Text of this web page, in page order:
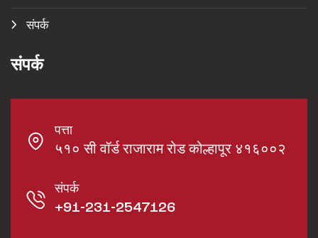
संपर्क
संपर्क
पत्ता
५१० सी वॉर्ड राजाराम रोड कोल्हापूर ४१६००२
संपर्क
+91-231-2547126